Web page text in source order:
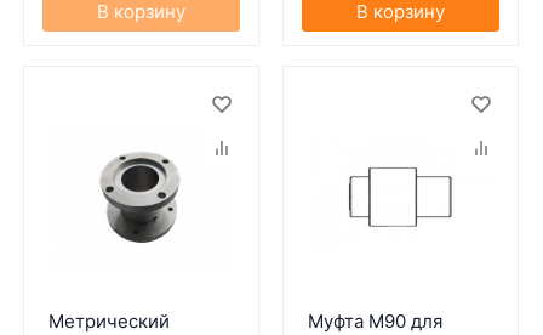
В корзину В корзину
Метрический
Муфта М90 для